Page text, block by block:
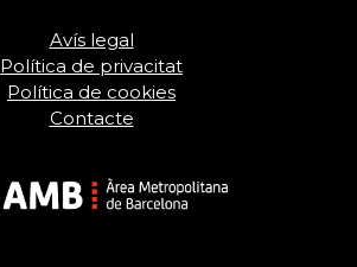
Avís legal
Política de privacitat
Política de cookies
Contacte